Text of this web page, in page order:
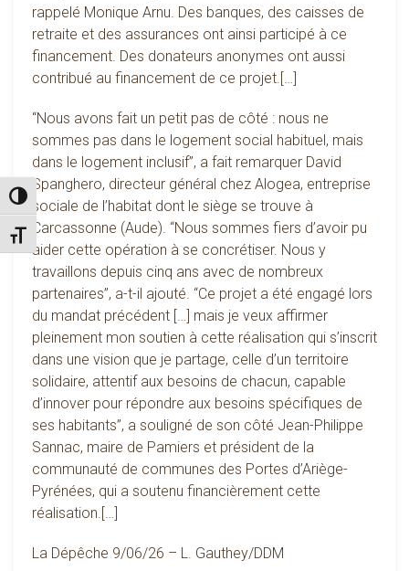
Passer en contraste élevé
Changer la taille de la police
rappelé Monique Arnu. Des banques, des caisses de
retraite et des assurances ont ainsi participé à ce
financement. Des donateurs anonymes ont aussi
contribué au financement de ce projet.[…]
“Nous avons fait un petit pas de côté : nous ne
sommes pas dans le logement social habituel, mais
dans le logement inclusif”, a fait remarquer David
Spanghero, directeur général chez Alogea, entreprise
sociale de l’habitat dont le siège se trouve à
Carcassonne (Aude). “Nous sommes fiers d’avoir pu
aider cette opération à se concrétiser. Nous y
travaillons depuis cinq ans avec de nombreux
partenaires”, a-t-il ajouté. “Ce projet a été engagé lors
du mandat précédent […] mais je veux affirmer
pleinement mon soutien à cette réalisation qui s’inscrit
dans une vision que je partage, celle d’un territoire
solidaire, attentif aux besoins de chacun, capable
d’innover pour répondre aux besoins spécifiques de
ses habitants”, a souligné de son côté Jean-Philippe
Sannac, maire de Pamiers et président de la
communauté de communes des Portes d’Ariège-
Pyrénées, qui a soutenu financièrement cette
réalisation.[…]
La Dépêche 9/06/26 – L. Gauthey/DDM